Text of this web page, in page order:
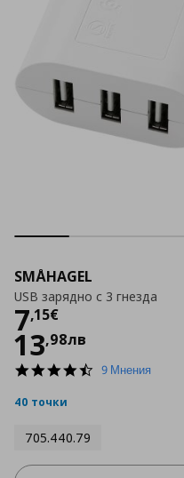
SMÅHAGEL
USB зарядно с 3 гнезда
7,15€
Цена
13,98лв
4.7
9 Мнения
40 точки
705.440.79